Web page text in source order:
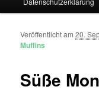
Bilder-Navigation
Süße
Veröffentlicht am20.
Muffins